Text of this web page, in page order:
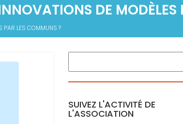
DE
PAR LES COMMUNS ?
SUIVEZ L'ACTIVITÉ DE
L'ASSOCIATION